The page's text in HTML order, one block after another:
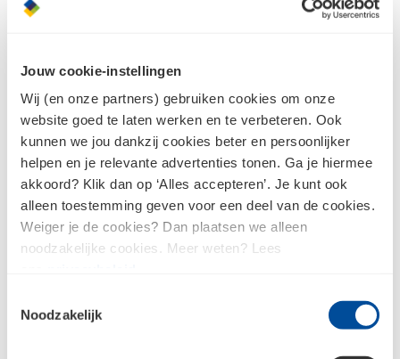
Jouw cookie-instellingen
Wij (en onze partners) gebruiken cookies om onze
website goed te laten werken en te verbeteren. Ook
kunnen we jou dankzij cookies beter en persoonlijker
helpen en je relevante advertenties tonen. Ga je hiermee
akkoord? Klik dan op ‘Alles accepteren’. Je kunt ook
alleen toestemming geven voor een deel van de cookies.
Weiger je de cookies? Dan plaatsen we alleen
noodzakelijke cookies. Meer weten? Lees
Noodzakelijk
Badkamer/Toiletventilator